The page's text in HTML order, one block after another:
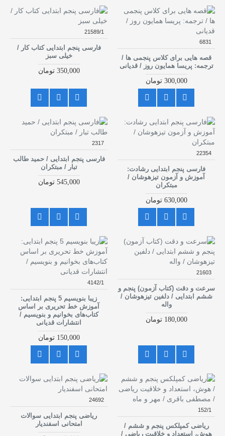
6831
قصه هایی برای کلاس پنجمی ها /
ترجمه: پریسا همایون روز / قدیانی
300,000 تومان
21589/1
فارسی پنجم ابتدایی کتاب کار /
خیلی سبز
350,000 تومان
22354
فارسی پنجم ابتدایی رشادت:
آموزش و آزمون تیزهوشان /
مبتکران
630,000 تومان
2317
فارسی پنجم ابتدایی / حمید طالب
تبار / مبتکران
545,000 تومان
21603
سرعت و دقت (کتاب آزمون) پنجم و
ششم ابتدایی / دلفین تیزهوشان /
واله
180,000 تومان
4142/1
زیبا بنویسیم 5 پنجم ابتدایی:
آموزش خط تحریری بر اساس
کتاب‌های بخوانیم و بنویسیم /
انتشارات قدیانی
150,000 تومان
152/1
ریاضی کمپلکس پنجم و ششم /
هوش، استعداد و خلاقیت ریاضی /
24692
ریاضی پنجم ابتدایی سوالات
امتحانی اسفندیار